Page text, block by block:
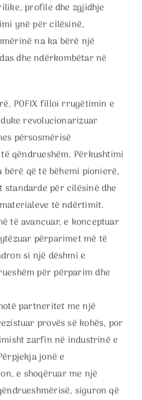
profile dhe zgjidhje
ynë për cilësinë,
na ka bërë një
dhe ndërkombëtar në
POFIX filloi rrugëtimin e
revolucionarizuar
përsosmërisë
qëndrueshëm. Përkushtimi
që të bëhemi pionierë,
standarde për cilësinë dhe
të ndërtimit.
të avancuar, e konceptuar
përparimet më të
si një dëshmi e
për përparim dhe
partneritet me një
provës së kohës, por
zarfin në industrinë e
jonë e
e shoqëruar me një
siguron që